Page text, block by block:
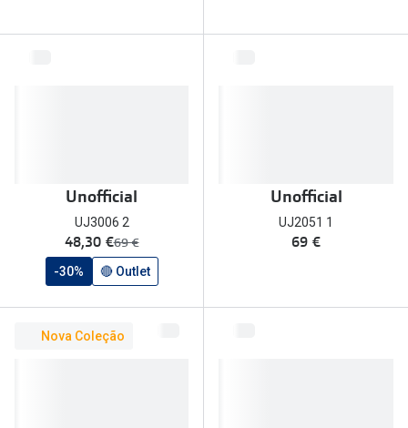
Unofficial
UJ3006 2
agora:
48,30 €era:
69 €
-30% 🔴 Outlet
Unofficial
UJ2051 1
69 €
Nova Coleção